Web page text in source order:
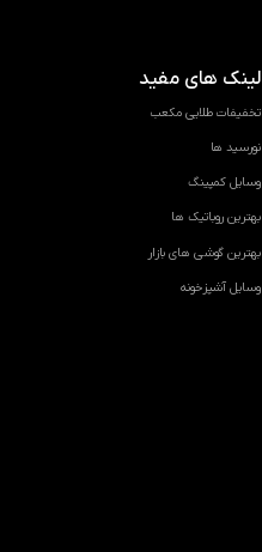
لینک های مفید
تخفیفات طلایی مکعب
نورسید ها
وسایل کمپینگ
بهترین روباتیک ها
بهترین گوشی های بازار
وسایل آشپزخونه